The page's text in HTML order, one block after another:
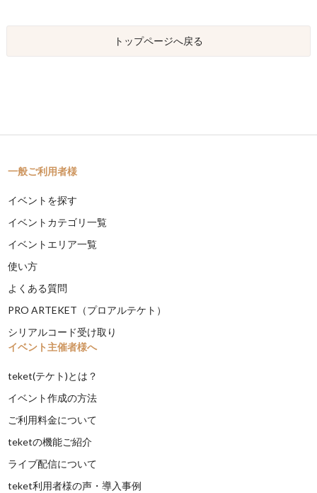
トップページへ戻る
一般ご利用者様
イベントを探す
イベントカテゴリ一覧
イベントエリア一覧
使い方
よくある質問
PRO ARTEKET（プロアルテケト）
シリアルコード受け取り
イベント主催者様へ
teket(テケト)とは？
イベント作成の方法
ご利用料金について
teketの機能ご紹介
ライブ配信について
teket利用者様の声・導入事例